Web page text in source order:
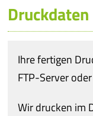
Ihre fertigen
FTP-Server
Wir drucken im